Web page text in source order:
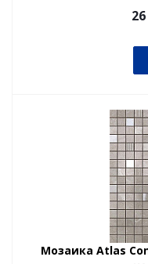
Мозаика Atlas